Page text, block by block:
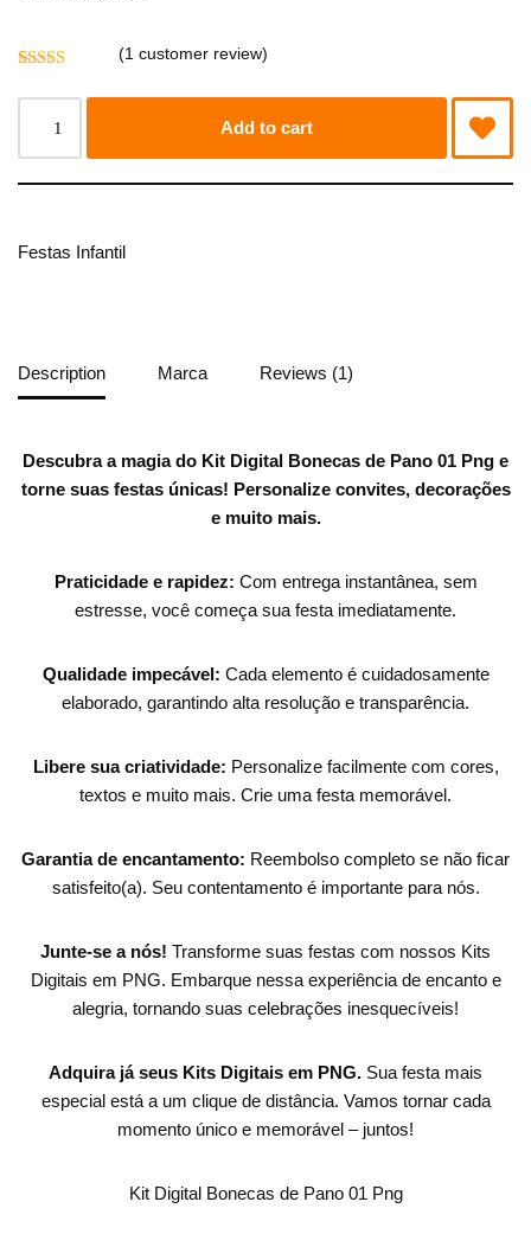
out of 5
based on
customer
rating
(1 customer review)
Add to cart
Festas Infantil
Description Marca Reviews (1)
Descubra a magia do Kit Digital Bonecas de Pano 01 Png e
torne suas festas únicas! Personalize convites, decorações
e muito mais.
Praticidade e rapidez: Com entrega instantânea, sem
estresse, você começa sua festa imediatamente.
Qualidade impecável: Cada elemento é cuidadosamente
elaborado, garantindo alta resolução e transparência.
Libere sua criatividade: Personalize facilmente com cores,
textos e muito mais. Crie uma festa memorável.
Garantia de encantamento: Reembolso completo se não ficar
satisfeito(a). Seu contentamento é importante para nós.
Junte-se a nós! Transforme suas festas com nossos Kits
Digitais em PNG. Embarque nessa experiência de encanto e
alegria, tornando suas celebrações inesquecíveis!
Adquira já seus Kits Digitais em PNG. Sua festa mais
especial está a um clique de distância. Vamos tornar cada
momento único e memorável – juntos!
Kit Digital Bonecas de Pano 01 Png